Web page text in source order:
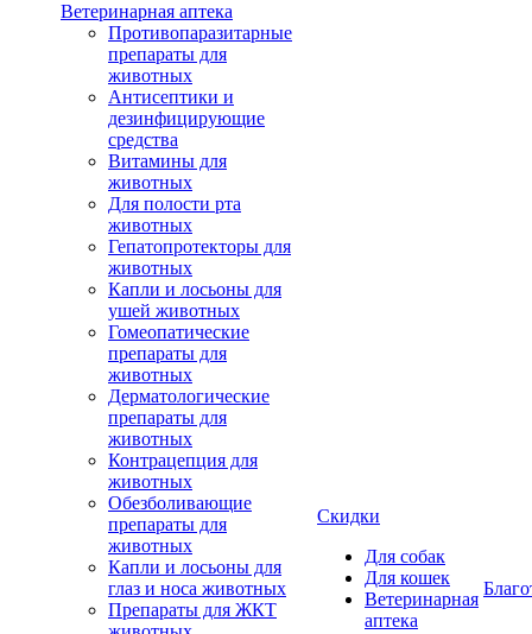
Ветеринарная аптека
Противопаразитарные
препараты для
животных
Антисептики и
дезинфицирующие
средства
Витамины для
животных
Для полости рта
животных
Гепатопротекторы для
животных
Капли и лосьоны для
ушей животных
Гомеопатические
препараты для
животных
Дерматологические
препараты для
животных
Контрацепция для
животных
Обезболивающие
препараты для
животных
Капли и лосьоны для
глаз и носа животных
Препараты для ЖКТ
Скидки
Для собак
Для кошек
Ветеринарная
аптека